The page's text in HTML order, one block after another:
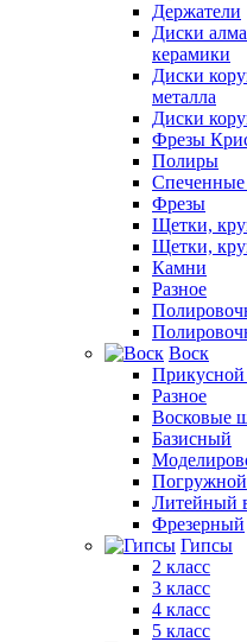
Держатели
Диски
керамики
Диски
металла
Диски
Фрезы
Полиры
Спеченные
Фрезы
Щетки,
Щетки,
Камни
Разное
Воск
Прикусной
Разное
Восковые
Базисный
Погружной
Литейный
Фрезерный
Гипсы
2 класс
3 класс
4 класс
5 класс